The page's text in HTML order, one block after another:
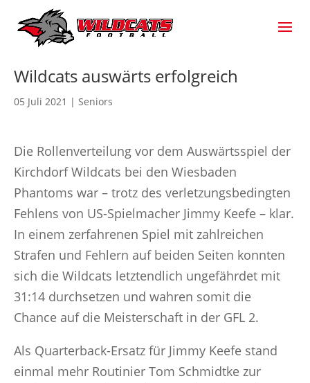
Wildcats auswärts erfolgreich
05 Juli 2021 | Seniors
Die Rollenverteilung vor dem Auswärtsspiel der
Kirchdorf Wildcats bei den Wiesbaden
Phantoms war – trotz des verletzungsbedingten
Fehlens von US-Spielmacher Jimmy Keefe – klar.
In einem zerfahrenen Spiel mit zahlreichen
Strafen und Fehlern auf beiden Seiten konnten
sich die Wildcats letztendlich ungefährdet mit
31:14 durchsetzen und wahren somit die
Chance auf die Meisterschaft in der GFL 2.
Als Quarterback-Ersatz für Jimmy Keefe stand
einmal mehr Routinier Tom Schmidtke zur